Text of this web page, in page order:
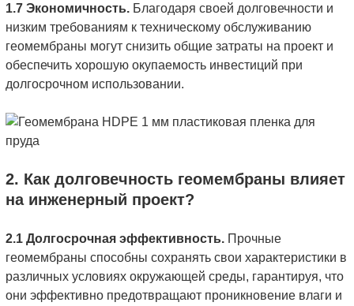
1.7 Экономичность. Благодаря своей долговечности и
низким требованиям к техническому обслуживанию
геомембраны могут снизить общие затраты на проект и
обеспечить хорошую окупаемость инвестиций при
долгосрочном использовании.
2. Как долговечность геомембраны влияет
на инженерный проект?
2.1 Долгосрочная эффективность. Прочные
геомембраны способны сохранять свои характеристики в
различных условиях окружающей среды, гарантируя, что
они эффективно предотвращают проникновение влаги и